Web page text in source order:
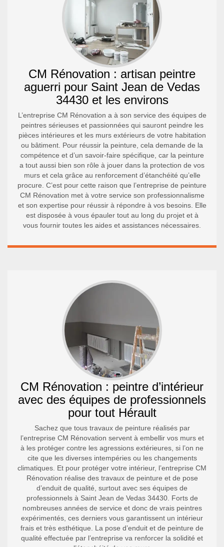
CM Rénovation : artisan peintre
aguerri pour Saint Jean de Vedas
34430 et les environs
L’entreprise CM Rénovation a à son service des équipes de
peintres sérieuses et passionnées qui sauront peindre les
pièces intérieures et les murs extérieurs de votre habitation
ou bâtiment. Pour réussir la peinture, cela demande de la
compétence et d’un savoir-faire spécifique, car la peinture
a tout aussi bien son rôle à jouer dans la protection de vos
murs et cela grâce au renforcement d’étanchéité qu’elle
procure. C’est pour cette raison que l’entreprise de peinture
CM Rénovation met à votre service son professionnalisme
et son expertise pour réussir à répondre à vos besoins. Elle
est disposée à vous épauler tout au long du projet et à
vous fournir toutes les aides et assistances nécessaires.
CM Rénovation : peintre d’intérieur
avec des équipes de professionnels
pour tout Hérault
Sachez que tous travaux de peinture réalisés par
l’entreprise CM Rénovation servent à embellir vos murs et
à les protéger contre les agressions extérieures, si l’on ne
cite que les diverses intempéries ou les changements
climatiques. Et pour protéger votre intérieur, l’entreprise CM
Rénovation réalise des travaux de peinture et de pose
d’enduit de qualité, surtout avec ses équipes de
professionnels à Saint Jean de Vedas 34430. Forts de
nombreuses années de service et donc de vrais peintres
expérimentés, ces derniers vous garantissent un intérieur
frais et très esthétique. La pose d’enduit et de peinture de
qualité effectuée par l’entreprise va renforcer la solidité et